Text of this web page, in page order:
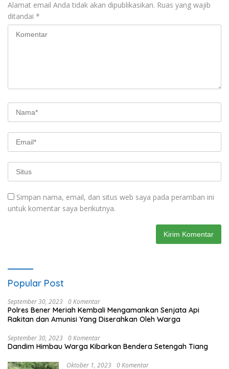
Alamat email Anda tidak akan dipublikasikan. Ruas yang wajib
ditandai *
Simpan nama, email, dan situs web saya pada peramban ini
untuk komentar saya berikutnya.
Popular Post
September 30, 2023 0 Komentar
Polres Bener Meriah Kembali Mengamankan Senjata Api
Rakitan dan Amunisi Yang Diserahkan Oleh Warga
September 30, 2023 0 Komentar
Dandim Himbau Warga Kibarkan Bendera Setengah Tiang
Oktober 1, 2023 0 Komentar